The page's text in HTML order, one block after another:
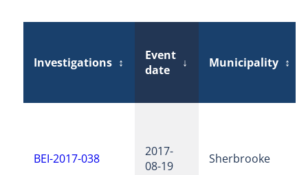
Investigations ↕
Event
date
↓ Municipality ↕
BEI-2017-038
2017-
08-19
Sherbrooke